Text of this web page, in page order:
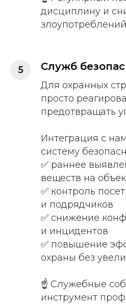
дисциплину и
Служб
Для охранных
просто
предотвращать
Интеграция с
систему
✅ раннее
веществ на
✅ контроль
и подрядчиков
✅ снижение
и инцидентов
✅ повышение
охраны без
☝️ Служебные
инструмент